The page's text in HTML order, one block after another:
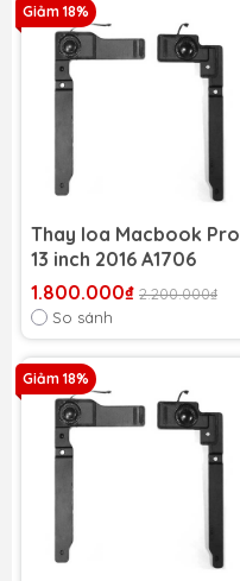
Giảm 18%
Thay loa Macbook Pro
13 inch 2016 A1706
1.800.000₫ 2.200.000₫
So sánh
Giảm 18%